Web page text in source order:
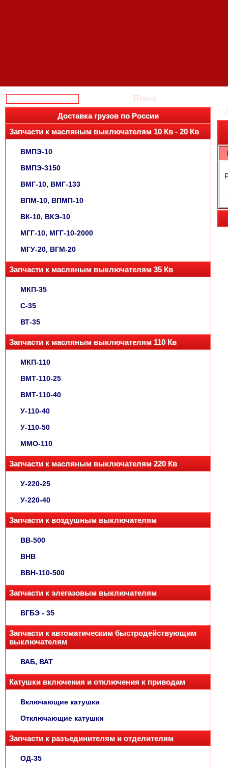
Поиск
Доставка грузов по России
Запчасти к масляным выключателям 10 Кв - 20 Кв
ВМПЭ-10
ВМПЭ-3150
ВМГ-10, ВМГ-133
ВПМ-10, ВПМП-10
ВК-10, ВКЭ-10
МГГ-10, МГГ-10-2000
МГУ-20, ВГМ-20
Запчасти к масляным выключателям 35 Кв
МКП-35
С-35
ВТ-35
Запчасти к масляным выключателям 110 Кв
МКП-110
ВМТ-110-25
ВМТ-110-40
У-110-40
У-110-50
ММО-110
Запчасти к масляным выключателям 220 Кв
У-220-25
У-220-40
Запчасти к воздушным выключателям
ВВ-500
ВНВ
ВВН-110-500
Запчасти к элегазовым выключателям
ВГБЭ - 35
Запчасти к автоматическим быстродействующим
выключателям
ВАБ, ВАТ
Катушки включения и отключения к приводам
Включающие катушки
Отключающие катушки
Запчасти к разъединителям и отделителям
ОД-35